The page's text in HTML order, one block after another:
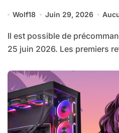
Wolf18 Juin 29, 2026
Il est possible de précommander GTA6 depuis ce jeudi
25 juin 2026. Les premiers